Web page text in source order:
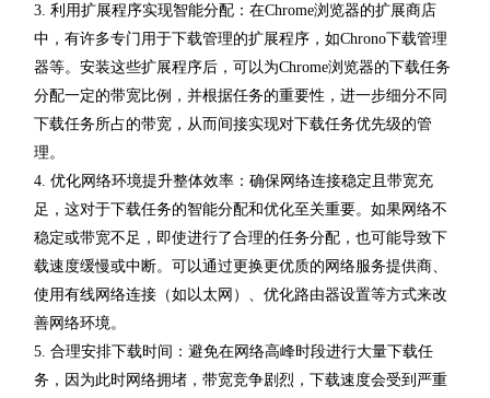
3. 利用扩展程序实现智能分配：在Chrome浏览器的扩展商店
中，有许多专门用于下载管理的扩展程序，如Chrono下载管理
器等。安装这些扩展程序后，可以为Chrome浏览器的下载任务
分配一定的带宽比例，并根据任务的重要性，进一步细分不同
下载任务所占的带宽，从而间接实现对下载任务优先级的管
理。
4. 优化网络环境提升整体效率：确保网络连接稳定且带宽充
足，这对于下载任务的智能分配和优化至关重要。如果网络不
稳定或带宽不足，即使进行了合理的任务分配，也可能导致下
载速度缓慢或中断。可以通过更换更优质的网络服务提供商、
使用有线网络连接（如以太网）、优化路由器设置等方式来改
善网络环境。
5. 合理安排下载时间：避免在网络高峰时段进行大量下载任
务，因为此时网络拥堵，带宽竞争剧烈，下载速度会受到严重